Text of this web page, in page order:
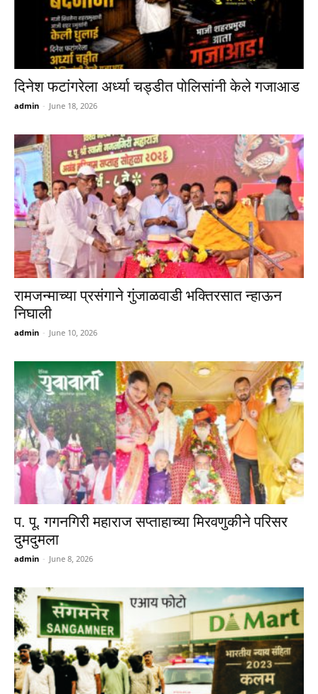
दिनेश फटांगरेला अर्ध्या चड्डीत पोलिसांनी केले गजाआड
admin - June 18, 2026
रामजन्माच्या प्रसंगाने गुंजाळवाडी भक्तिरसात न्हाऊन
निघाली
admin - June 10, 2026
प. पू. गगनगिरी महाराज सप्ताहाच्या मिरवणुकीने परिसर
दुमदुमला
admin - June 8, 2026